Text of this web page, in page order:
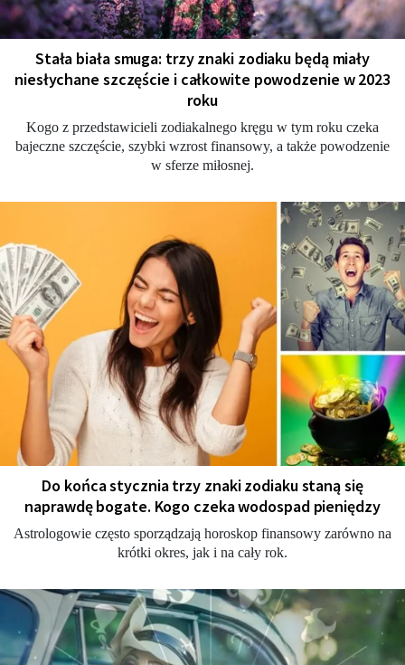
Stała biała smuga: trzy znaki zodiaku będą miały
niesłychane szczęście i całkowite powodzenie w 2023
roku
Kogo z przedstawicieli zodiakalnego kręgu w tym roku czeka
bajeczne szczęście, szybki wzrost finansowy, a także powodzenie
w sferze miłosnej.
Do końca stycznia trzy znaki zodiaku staną się
naprawdę bogate. Kogo czeka wodospad pieniędzy
Astrologowie często sporządzają horoskop finansowy zarówno na
krótki okres, jak i na cały rok.